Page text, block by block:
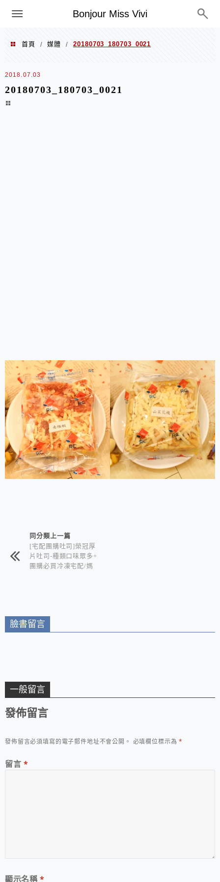
Bonjour Miss Vivi
選單
首頁 / 媒體 / 20180703_180703_0021
2018.07.03
20180703_180703_0021
相連文章同分類上一篇
[宅配團購吐司]榮冠厚
片吐司-種類口味眾多+
團購必買冷凍宅配/媽
臉書留言
一般留言
發佈留言
發佈留言必須填寫的電子郵件地址不會公開。 必填欄位標示為*
留言 *
顯示名稱*